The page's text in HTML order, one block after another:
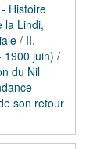
Histoire
la Lindi,
/ II.
1900 juin) /
du Nil
son retour